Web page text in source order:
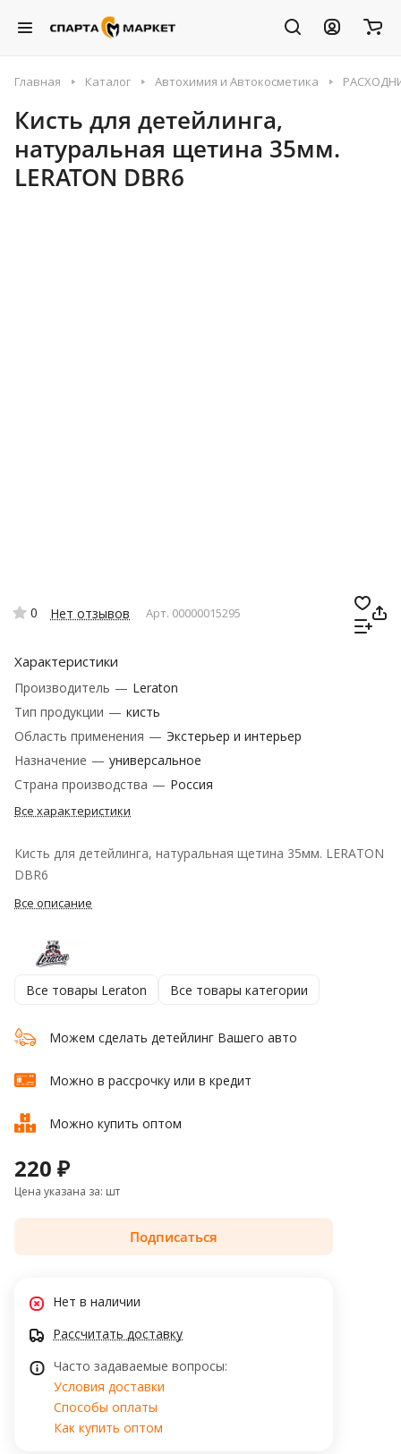
Главная Каталог Автохимия и Автокосметика
Кисть для детейлинга,
натуральная щетина 35мм.
LERATON DBR6
0 Нет отзывов Арт. 00000015295
Характеристики
Производитель — Leraton
Тип продукции — кисть
Область применения — Экстерьер и интерьер
Назначение — универсальное
Страна производства — Россия
Все характеристики
Кисть для детейлинга, натуральная щетина 35мм. LERATON
DBR6
Все описание
Все товары Leraton Все товары категории
Можем сделать детейлинг Вашего авто
Можно в рассрочку или в кредит
Можно купить оптом
220 ₽
Цена указана за: шт
Подписаться
Нет в наличии
Рассчитать доставку
Часто задаваемые вопросы:
Условия доставки
Способы оплаты
Как купить оптом